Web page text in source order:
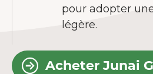
pour adopter
légère.
Acheter Junai